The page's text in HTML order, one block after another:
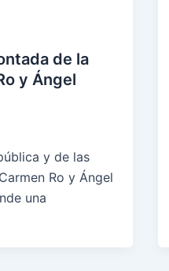
de la
y Ángel
y de las
Ro y Ángel
una